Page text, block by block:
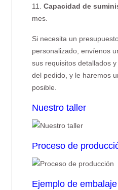
11.Capacidad de
mes.
Si necesita un
personalizado, envíenos
sus requisitos detallados
del pedido, y le haremos
posible.
Nuestro taller
Proceso de
Ejemplo de embalaje